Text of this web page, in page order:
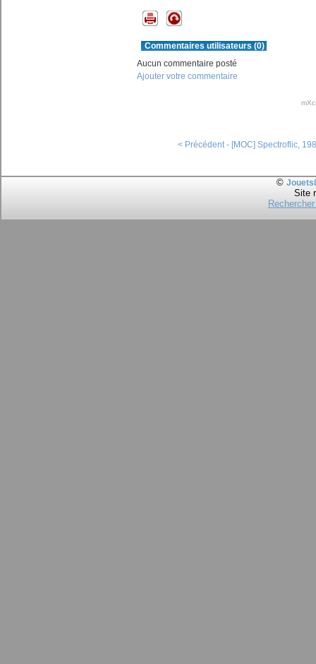
Commentaires utilisateurs (0)
Aucun commentaire posté
Ajouter votre commentaire
< Précédent - [MOC] Spectroflic,
©
Site